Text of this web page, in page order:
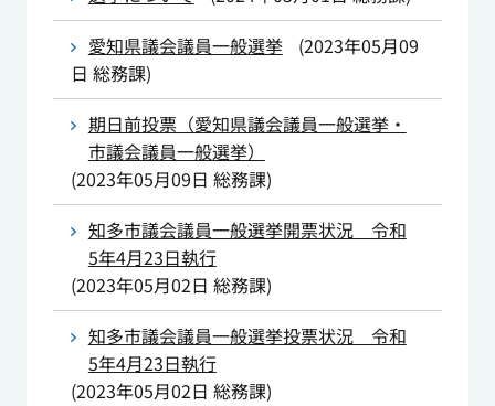
愛知県議会議員一般選挙
(2023年05月09
日 総務課)
期日前投票（愛知県議会議員一般選挙・
市議会議員一般選挙）
(2023年05月09日 総務課)
知多市議会議員一般選挙開票状況 令和
5年4月23日執行
(2023年05月02日 総務課)
知多市議会議員一般選挙投票状況 令和
5年4月23日執行
(2023年05月02日 総務課)